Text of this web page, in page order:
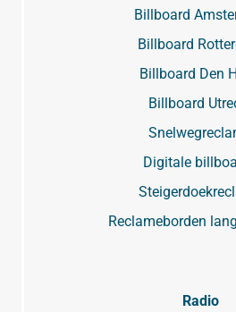
Billboard
Billboard
Billboard Den
Billboard
Digitale
Reclameborden
Radio